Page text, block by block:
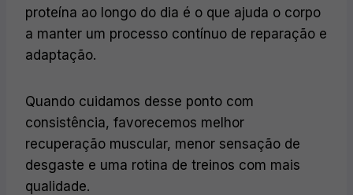
proteína ao longo do dia é o que ajuda o corpo
a manter um processo contínuo de reparação e
adaptação.
Quando cuidamos desse ponto com
consistência, favorecemos melhor
recuperação muscular, menor sensação de
desgaste e uma rotina de treinos com mais
qualidade.